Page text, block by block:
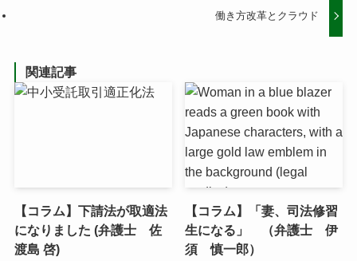
働き方改革とクラウド
関連記事
【コラム】下請法が取適法
になりました (弁護士 佐
渡島 啓)
【コラム】「妻、司法修習
生になる」 （弁護士 伊
須 慎一郎）